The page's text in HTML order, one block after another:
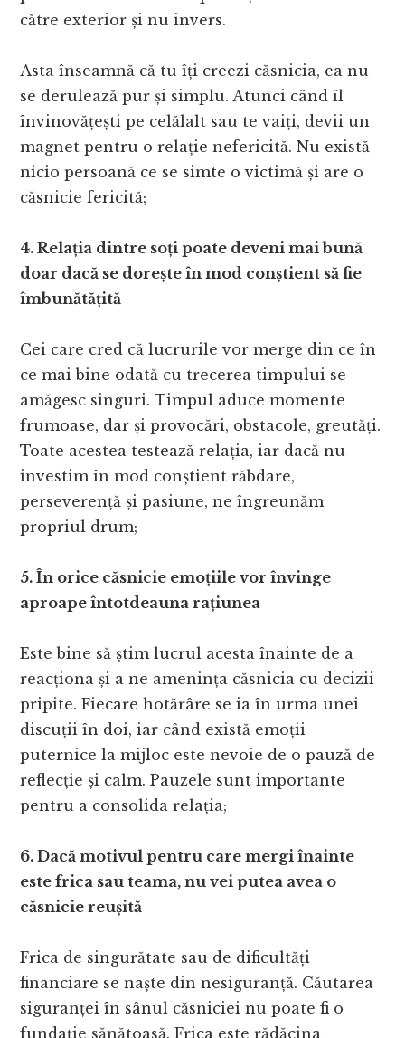
către exterior și nu invers.
Asta înseamnă că tu îți creezi căsnicia, ea nu
se derulează pur și simplu. Atunci când îl
învinovățești pe celălalt sau te vaiți, devii un
magnet pentru o relație nefericită. Nu există
nicio persoană ce se simte o victimă și are o
căsnicie fericită;
4. Relația dintre soți poate deveni mai bună
doar dacă se dorește în mod conștient să fie
îmbunătățită
Cei care cred că lucrurile vor merge din ce în
ce mai bine odată cu trecerea timpului se
amăgesc singuri. Timpul aduce momente
frumoase, dar și provocări, obstacole, greutăți.
Toate acestea testează relația, iar dacă nu
investim în mod conștient răbdare,
perseverență și pasiune, ne îngreunăm
propriul drum;
5. În orice căsnicie emoțiile vor învinge
aproape întotdeauna rațiunea
Este bine să știm lucrul acesta înainte de a
reacționa și a ne amenința căsnicia cu decizii
pripite. Fiecare hotărâre se ia în urma unei
discuții în doi, iar când există emoții
puternice la mijloc este nevoie de o pauză de
reflecție și calm. Pauzele sunt importante
pentru a consolida relația;
6. Dacă motivul pentru care mergi înainte
este frica sau teama, nu vei putea avea o
căsnicie reușită
Frica de singurătate sau de dificultăți
financiare se naște din nesiguranță. Căutarea
siguranței în sânul căsniciei nu poate fi o
fundație sănătoasă. Frica este rădăcina